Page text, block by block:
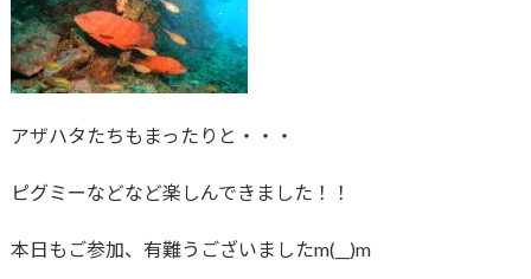
アザハタたちもまったりと・・・
ピグミーなどなど楽しんできました！！
本日もご参加、有難うございましたm(__)m